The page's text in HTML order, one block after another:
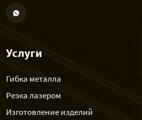
Услуги
Гибка металла
Резка лазером
Изготовление изделий